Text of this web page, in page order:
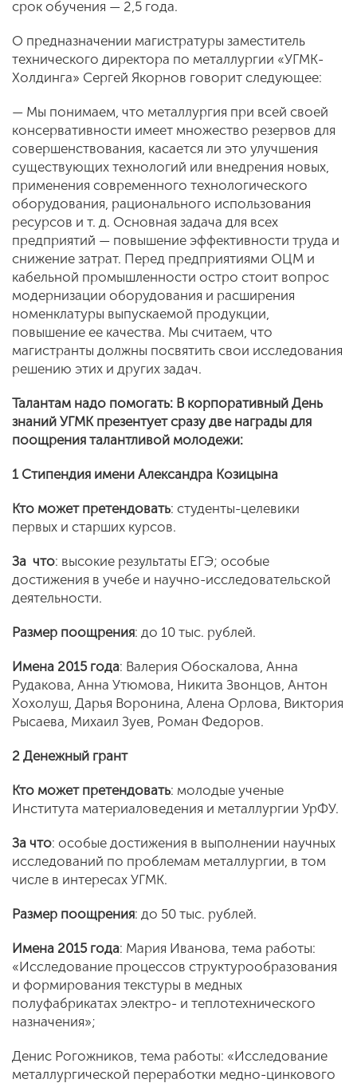
срок обучения — 2,5 года.
О предназначении магистратуры заместитель
технического директора по металлургии «УГМК-
Холдинга» Сергей Якорнов говорит следующее:
— Мы понимаем, что металлургия при всей своей
консервативности имеет множество резервов для
совершенствования, касается ли это улучшения
существующих технологий или внедрения новых,
применения современного технологического
оборудования, рационального использования
ресурсов и т. д. Основная задача для всех
предприятий — повышение эффективности труда и
снижение затрат. Перед предприятиями ОЦМ и
кабельной промышленности остро стоит вопрос
модернизации оборудования и расширения
номенклатуры выпускаемой продукции,
повышение ее качества. Мы считаем, что
магистранты должны посвятить свои исследования
решению этих и других задач.
Талантам надо помогать: В корпоративный День
знаний УГМК презентует сразу две награды для
поощрения талантливой молодежи:
1 Стипендия имени Александра Козицына
Кто может претендовать: студенты-целевики
первых и старших курсов.
За что: высокие результаты ЕГЭ; особые
достижения в учебе и научно-исследовательской
деятельности.
Размер поощрения: до 10 тыс. рублей.
Имена 2015 года: Валерия Обоскалова, Анна
Рудакова, Анна Утюмова, Никита Звонцов, Антон
Хохолуш, Дарья Воронина, Алена Орлова, Виктория
Рысаева, Михаил Зуев, Роман Федоров.
2 Денежный грант
Кто может претендовать: молодые ученые
Института материаловедения и металлургии УрФУ.
За что: особые достижения в выполнении научных
исследований по проблемам металлургии, в том
числе в интересах УГМК.
Размер поощрения: до 50 тыс. рублей.
Имена 2015 года: Мария Иванова, тема работы:
«Исследование процессов структурообразования
и формирования текстуры в медных
полуфабрикатах электро- и теплотехнического
назначения»;
Денис Рогожников, тема работы: «Исследование
металлургической переработки медно-цинкового